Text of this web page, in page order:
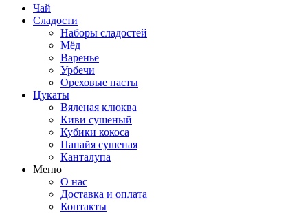
Чай
Сладости
Наборы сладостей
Мёд
Варенье
Урбечи
Ореховые пасты
Цукаты
Вяленая клюква
Киви сушеный
Кубики кокоса
Папайя сушеная
Канталупа
Меню
О нас
Доставка и оплата
Контакты